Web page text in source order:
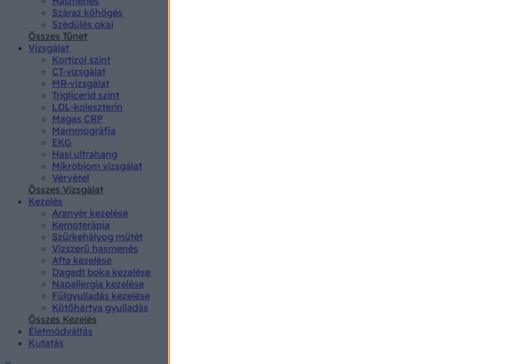
Száraz köhögés
Szédülés okai
Összes Tünet
Vizsgálat
Kortizol szint
CT-vizsgálat
MR-vizsgálat
Triglicerid szint
LDL-koleszterin
Magas CRP
Mammográfia
EKG
Hasi ultrahang
Mikrobiom vizsgálat
Vérvétel
Összes Vizsgálat
Kezelés
Aranyér kezelése
Kemoterápia
Szürkehályog műtét
Vízszerű hasmenés
Afta kezelése
Dagadt boka kezelése
Napallergia kezelése
Fülgyulladás kezelése
Kötőhártya gyulladás
Összes Kezelés
Életmódváltás
Kutatás